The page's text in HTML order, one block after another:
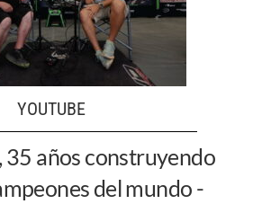
YOUTUBE
35 años construyendo
del mundo -